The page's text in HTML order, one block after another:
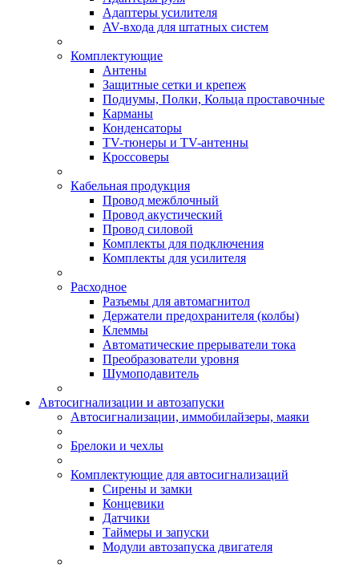
Адаптеры усилителя
AV-входа для штатных систем
Комплектующие
Антены
Защитные сетки и крепеж
Подиумы, Полки, Кольца проставочные
Карманы
Конденсаторы
TV-тюнеры и TV-антенны
Кроссоверы
Кабельная продукция
Провод межблочный
Провод акустический
Провод силовой
Комплекты для подключения
Комплекты для усилителя
Расходное
Разъемы для автомагнитол
Держатели предохранителя (колбы)
Клеммы
Автоматические прерыватели тока
Преобразователи уровня
Шумоподавитель
Автосигнализации и автозапуски
Автосигнализации, иммобилайзеры, маяки
Брелоки и чехлы
Комплектующие для автосигнализаций
Сирены и замки
Концевики
Датчики
Таймеры и запуски
Модули автозапуска двигателя